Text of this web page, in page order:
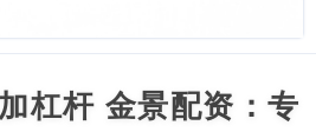
杠杆 金景配资：专